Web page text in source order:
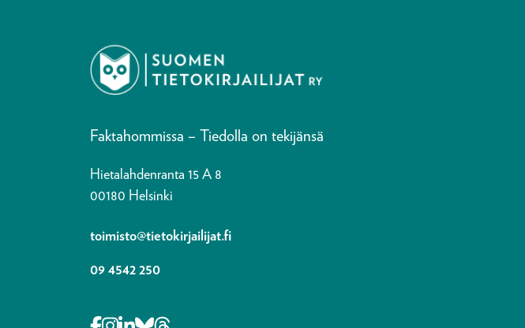
Faktahommissa – Tiedolla on tekijänsä
Hietalahdenranta 15 A 8
00180 Helsinki
toimisto@tietokirjailijat.fi
09 4542 250